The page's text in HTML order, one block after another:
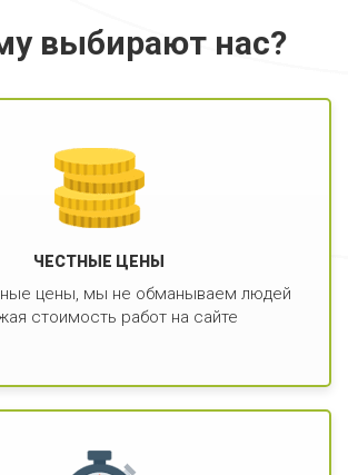
выбирают нас?
ЧЕСТНЫЕ ЦЕНЫ
цены, мы не обманываем людей
стоимость работ на сайте